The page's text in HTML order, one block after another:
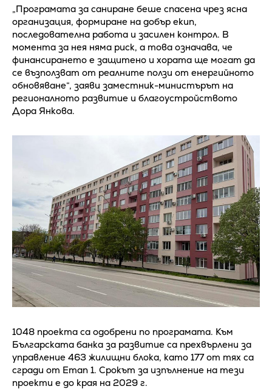
„Програмата за саниране беше спасена чрез ясна
организация, формиране на добър екип,
последователна работа и засилен контрол. В
момента за нея няма риск, а това означава, че
финансирането е защитено и хората ще могат да
се възползват от реалните ползи от енергийното
обновяване“, заяви заместник-министърът на
регионалното развитие и благоустройството
Дора Янкова.
1048 проекта са одобрени по програмата. Към
Българската банка за развитие са прехвърлени за
управление 463 жилищни блока, като 177 от тях са
сгради от Етап 1. Срокът за изпълнение на тези
проекти е до края на 2029 г.